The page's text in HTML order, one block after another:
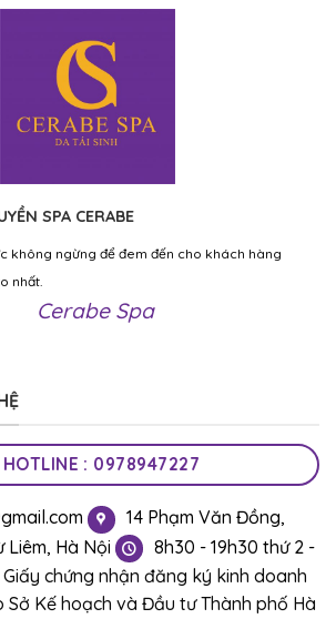
SPA CERABE
không ngừng để đem đến cho khách hàng
nhất.
Cerabe Spa
HOTLINE : 0978947227
14 Phạm Văn Đồng,
Liêm, Hà Nội
8h30 - 19h30 thứ 2 -
Giấy chứng nhận đăng ký kinh doanh
Sở Kế hoạch và Đầu tư Thành phố Hà